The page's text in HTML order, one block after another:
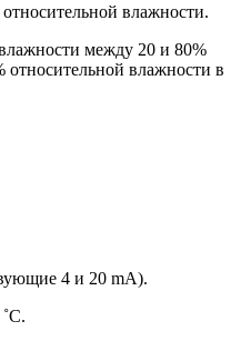
влажности.
между 20 и 80%
относительной влажности в
4 и 20 mA).